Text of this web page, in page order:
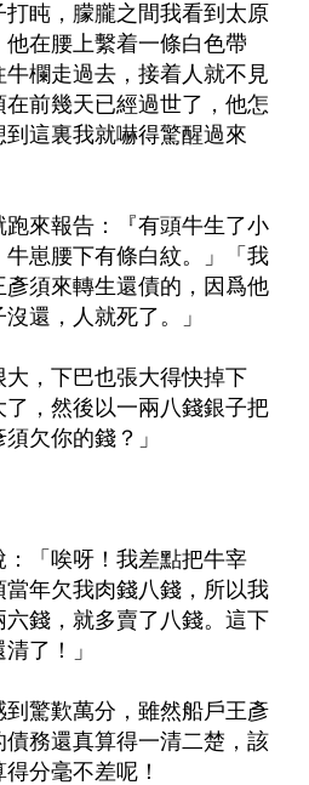
打盹，朦朧之間我看到太原
在腰上繫着一條白色帶
欄走過去，接着人就不見
前幾天已經過世了，他怎
這裏我就嚇得驚醒過來
跑來報告：『有頭牛生了小
崽腰下有條白紋。」「我
須來轉生還債的，因爲他
還，人就死了。」
，下巴也張大得快掉下
，然後以一兩八錢銀子把
欠你的錢？」
「唉呀！我差點把牛宰
年欠我肉錢八錢，所以我
錢，就多賣了八錢。這下
了！」
驚歎萬分，雖然船戶王彥
務還真算得一清二楚，該
分毫不差呢！